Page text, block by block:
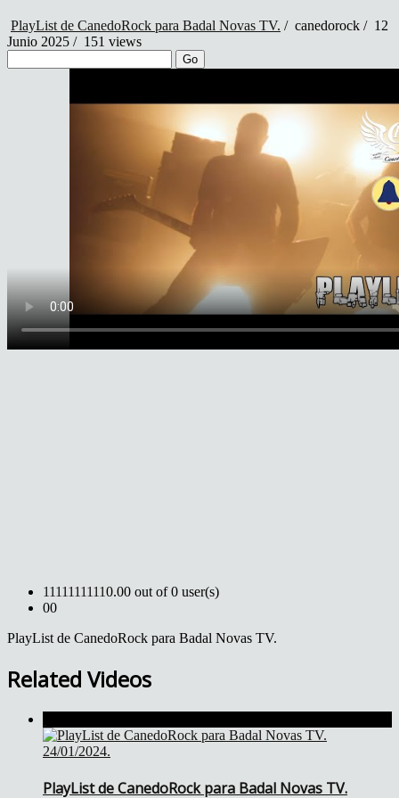
PlayList de CanedoRock para Badal Novas TV. / canedorock / 12
Junio 2025 / 151 views
Go
11111111110.00 out of 0 user(s)
00
PlayList de CanedoRock para Badal Novas TV.
Related Videos
PlayList de CanedoRock para Badal Novas TV.